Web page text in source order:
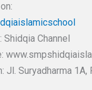
Shidqia Channel
Jl. Suryadharma